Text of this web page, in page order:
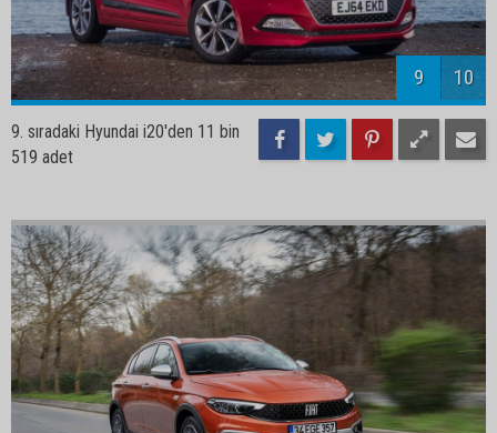
9 10
9. sıradaki Hyundai i20'den 11 bin
519 adet